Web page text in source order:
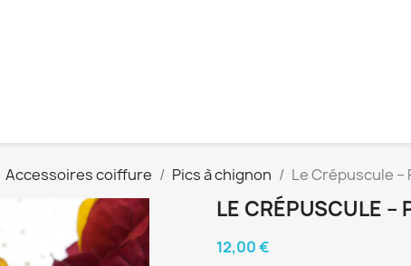
Accessoires coiffure Pics à chignon Le Crépuscule –
LE CRÉPUSCULE –
12,00 €